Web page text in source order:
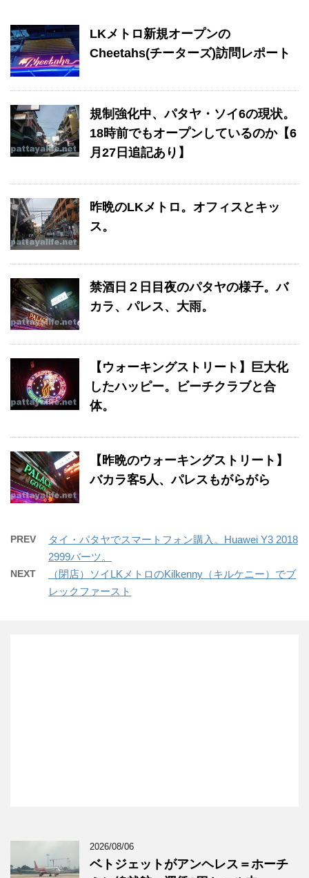
LKメトロ新規オープンの
Cheetahs(チーターズ)訪問レポート
規制強化中、パタヤ・ソイ6の現状。
18時前でもオープンしているのか【6
月27日追記あり】
昨晩のLKメトロ。オフィスとキッ
ス。
禁酒日２日目夜のパタヤの様子。バ
カラ、パレス、大雨。
【ウォーキングストリート】巨大化
したハッピー。ビーチクラブと合
体。
【昨晩のウォーキングストリート】
バカラ客5人、パレスもがらがら
PREV
タイ・パタヤでスマートフォン購入。Huawei Y3 2018
2999バーツ。
NEXT
（閉店）ソイLKメトロのKilkenny（キルケニー）でブ
レックファースト
2026/08/06
ベトジェットがアンヘレス＝ホーチ